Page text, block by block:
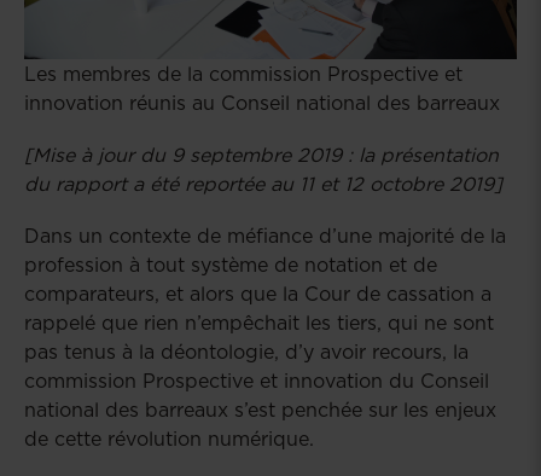
Les membres de la commission Prospective et
innovation réunis au Conseil national des barreaux
[Mise à jour du 9 septembre 2019 : la présentation
du rapport a été reportée au 11 et 12 octobre 2019]
Dans un contexte de méfiance d’une majorité de la
profession à tout système de notation et de
comparateurs, et alors que la Cour de cassation a
rappelé que rien n’empêchait les tiers, qui ne sont
pas tenus à la déontologie, d’y avoir recours, la
commission Prospective et innovation du Conseil
national des barreaux s’est penchée sur les enjeux
de cette révolution numérique.